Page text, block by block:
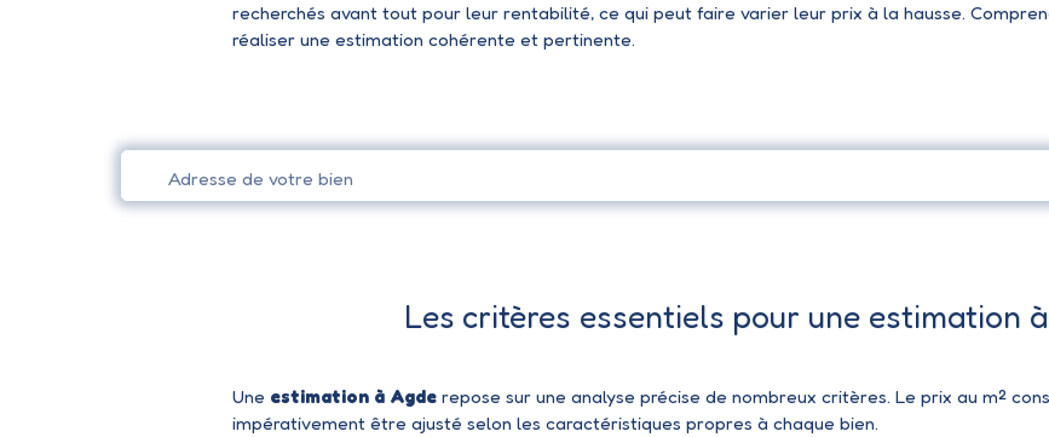
recherchés avant tout pour leur rentabilité, ce qui peut faire varier leur prix à la hausse.
réaliser une estimation cohérente et pertinente.
Adresse de votre bien
Les critères essentiels pour une estimation
Une estimation à Agde repose sur une analyse précise de nombreux critères. Le prix au m²
impérativement être ajusté selon les caractéristiques propres à chaque bien.